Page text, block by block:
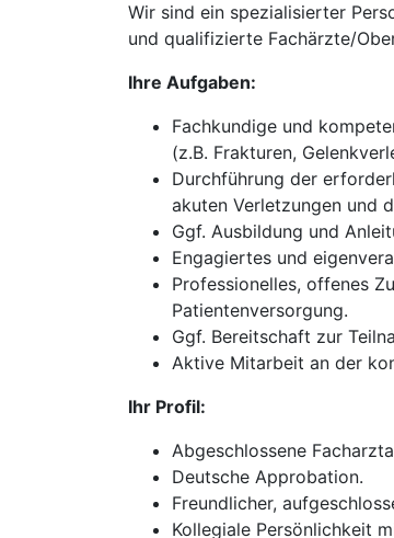
Wir sind ein spezialisierter
und qualifizierte Fachärzte/
Ihre Aufgaben:
Fachkundige und
(z.B. Frakturen,
Durchführung der
akuten Verletzungen und
Ggf. Ausbildung und
Engagiertes und
Professionelles, offenes
Patientenversorgung.
Ggf. Bereitschaft zur
Aktive Mitarbeit an der
Ihr Profil:
Abgeschlossene
Deutsche Approbation.
Freundlicher,
Kollegiale Persönlichkeit